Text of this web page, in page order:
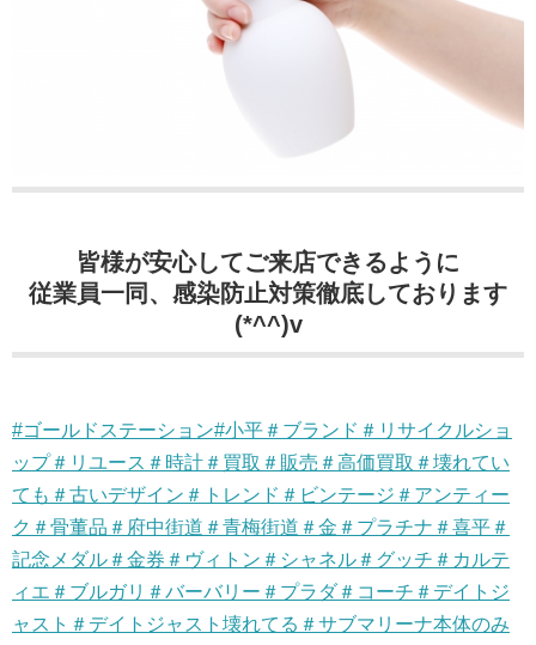
皆様が安心してご来店できるように
従業員一同、感染防止対策徹底しております
(*^^)v
#ゴールドステーション#小平＃ブランド＃リサイクルショ
ップ＃リユース＃時計＃買取＃販売＃高価買取＃壊れてい
ても＃古いデザイン＃トレンド＃ビンテージ＃アンティー
ク＃骨董品＃府中街道＃青梅街道＃金＃プラチナ＃喜平＃
記念メダル＃金券＃ヴィトン＃シャネル＃グッチ＃カルテ
ィエ＃ブルガリ＃バーバリー＃プラダ＃コーチ＃デイトジ
ャスト＃デイトジャスト壊れてる＃サブマリーナ本体のみ